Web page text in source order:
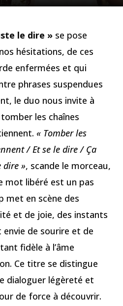
le dire » se pose
hésitations, de ces
enfermées et qui
phrases suspendues
le duo nous invite à
les chaînes
« Tomber les
/ Et se le dire / Ça
dire », scande le morceau,
mot libéré est un pas
met en scène des
et de joie, des instants
de sourire et de
fidèle à l’âme
Ce titre se distingue
dialoguer légèreté et
de force à découvrir.